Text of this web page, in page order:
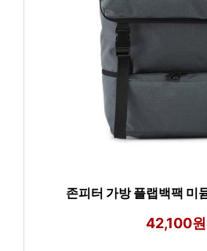
존피터 가방 플랩백팩 미
42,100원